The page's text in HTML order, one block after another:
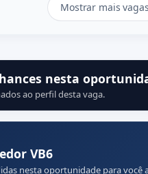
Mostrar mais
nesta
ao perfil desta vaga.
VB6
nesta oportunidade para você